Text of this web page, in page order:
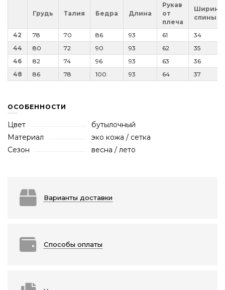
Грудь Талия Бедра Длина
Рукав
от
плеча
Ширина
спины
42 78 70 86 93 61
34
44
80 72 90 93 62
35
46
82 74 96 93 63
36
48
86 78 100 93 64 37
ОСОБЕННОСТИ
Цвет
бутылочный
Материал
эко кожа / сетка
Сезон
весна / лето
Варианты доставки
Способы оплаты